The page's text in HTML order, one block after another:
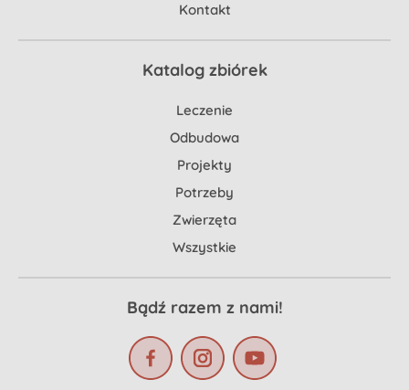
Kontakt
Katalog zbiórek
Leczenie
Odbudowa
Projekty
Potrzeby
Zwierzęta
Wszystkie
Bądź razem z nami!